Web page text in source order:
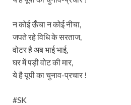
न कोई ऊँचा न कोई नीचा,
जपते रहे विधि के सरताज,
वोटर है अब भाई भाई,
घर में पड़ी वोट की मार,
ये है यूपी का चुनाव-प्रचार !
#SK